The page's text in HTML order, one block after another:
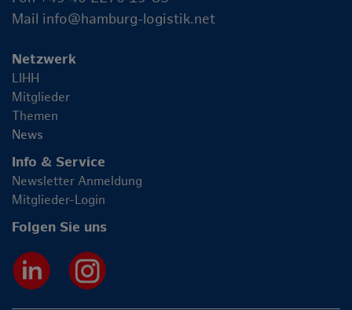
Mail info@hamburg-logistik.net
Netzwerk
LIHH
Mitglieder
Themen
News
Info & Service
Newsletter Anmeldung
Mitglieder-Login
Folgen Sie uns